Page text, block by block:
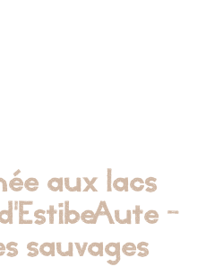
aux lacs
Aute –
sauvages